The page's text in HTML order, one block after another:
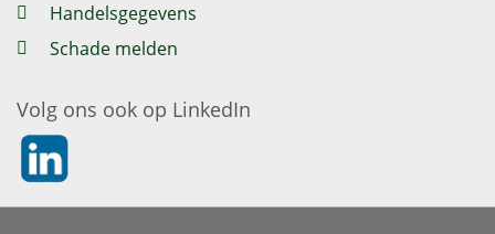
Handelsgegevens
Schade melden
Volg ons ook op LinkedIn
https://nl.linkedin.com/company/klaverblad-